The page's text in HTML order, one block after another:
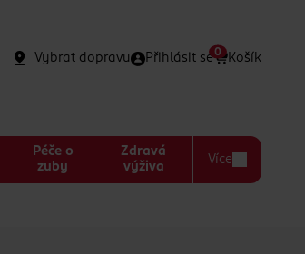
Vybrat dopravu Přihlásit se Košík
0
Péče o
zuby
Zdravá
výživa
Více